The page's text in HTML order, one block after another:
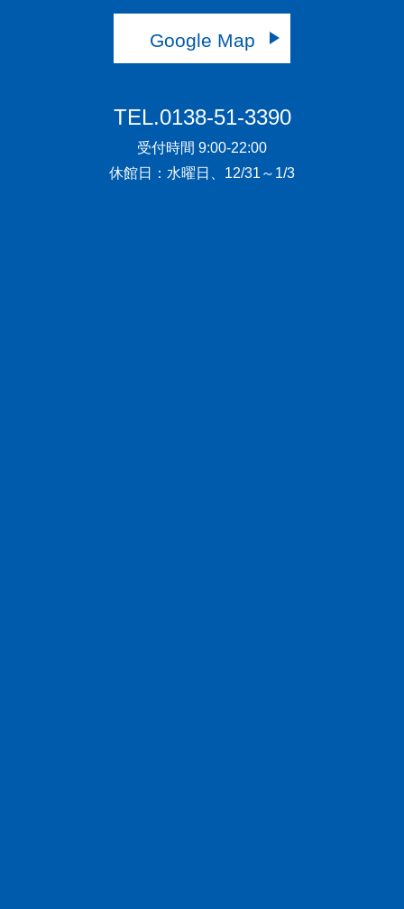
Google Map
TEL.0138-51-3390
受付時間 9:00-22:00
休館日：水曜日、12/31～1/3